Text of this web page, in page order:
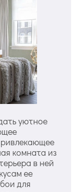
уютное
комната из
в ней
ее
для